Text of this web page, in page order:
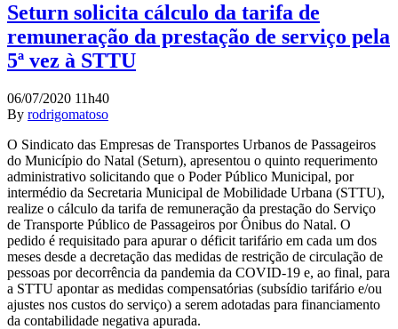
Seturn solicita cálculo da tarifa de
remuneração da prestação de serviço pela
5ª vez à STTU
06/07/2020 11h40
By rodrigomatoso
O Sindicato das Empresas de Transportes Urbanos de Passageiros
do Município do Natal (Seturn), apresentou o quinto requerimento
administrativo solicitando que o Poder Público Municipal, por
intermédio da Secretaria Municipal de Mobilidade Urbana (STTU),
realize o cálculo da tarifa de remuneração da prestação do Serviço
de Transporte Público de Passageiros por Ônibus do Natal. O
pedido é requisitado para apurar o déficit tarifário em cada um dos
meses desde a decretação das medidas de restrição de circulação de
pessoas por decorrência da pandemia da COVID-19 e, ao final, para
a STTU apontar as medidas compensatórias (subsídio tarifário e/ou
ajustes nos custos do serviço) a serem adotadas para financiamento
da contabilidade negativa apurada.